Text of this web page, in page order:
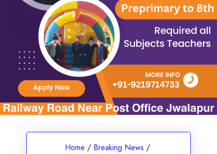
Home / Breaking News /